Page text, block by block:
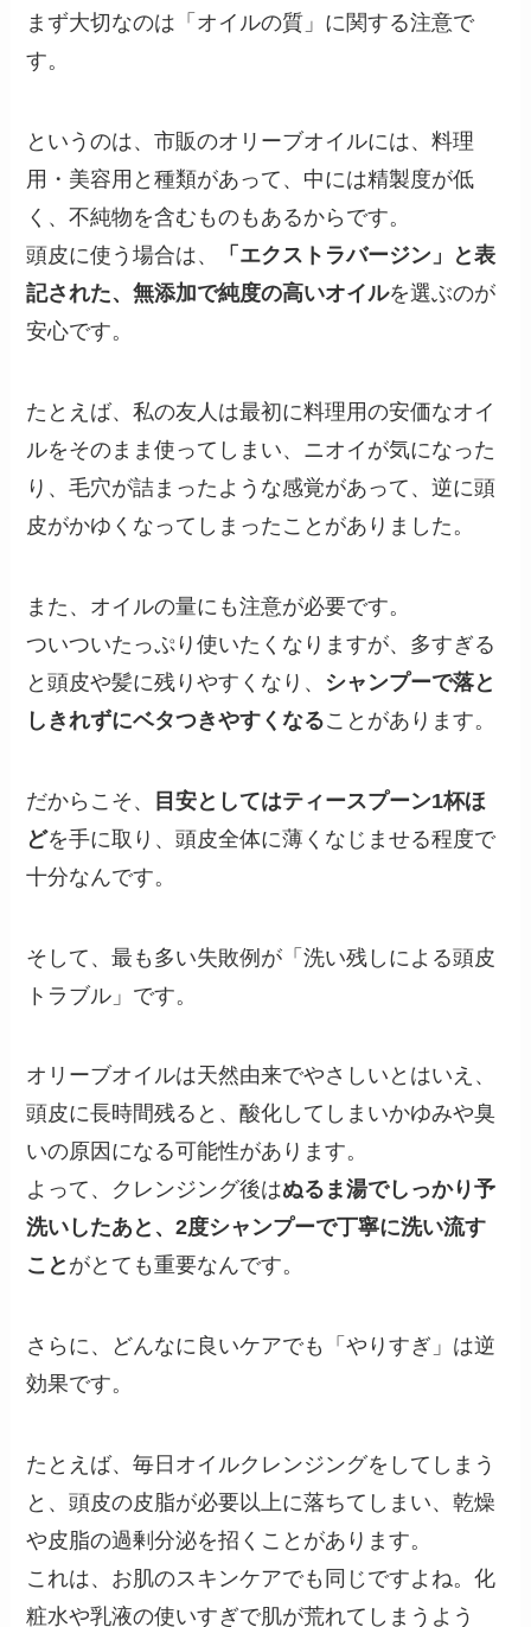
まず大切なのは「オイルの質」に関する注意で
す。
というのは、市販のオリーブオイルには、料理
用・美容用と種類があって、中には精製度が低
く、不純物を含むものもあるからです。
頭皮に使う場合は、
「エクストラバージン」と表
記された、無添加で純度の高いオイルを選ぶのが
安心です。
たとえば、私の友人は最初に料理用の安価なオイ
ルをそのまま使ってしまい、ニオイが気になった
り、毛穴が詰まったような感覚があって、逆に頭
皮がかゆくなってしまったことがありました。
また、オイルの量にも注意が必要です。
ついついたっぷり使いたくなりますが、多すぎる
と頭皮や髪に残りやすくなり、 シャンプーで落と
しきれずにベタつきやすくなることがあります。
だからこそ、
目安としてはティースプーン1杯ほ
どを手に取り、頭皮全体に薄くなじませる程度で
十分なんです。
そして、最も多い失敗例が「洗い残しによる頭皮
トラブル」です。
オリーブオイルは天然由来でやさしいとはいえ、
頭皮に長時間残ると、酸化してしまいかゆみや臭
いの原因になる可能性があります。
よって、クレンジング後はぬるま湯でしっかり予
洗いしたあと、2度シャンプーで丁寧に洗い流す
こと がとても重要なんです。
さらに、どんなに良いケアでも「やりすぎ」は逆
効果です。
たとえば、毎日オイルクレンジングをしてしまう
と、頭皮の皮脂が必要以上に落ちてしまい、乾燥
や皮脂の過剰分泌を招くことがあります。
これは、お肌のスキンケアでも同じですよね。化
粧水や乳液の使いすぎで肌が荒れてしまうよう